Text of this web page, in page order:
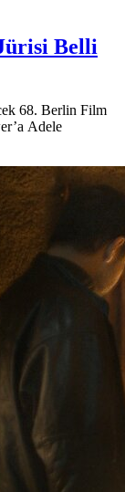
Belli
68. Berlin Film
Adele